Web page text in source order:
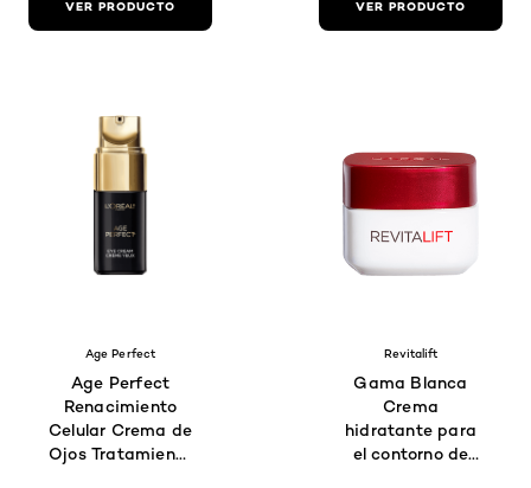
VER PRODUCTO VER PRODUCTO
Age Perfect
Age Perfect
Renacimiento
Celular Crema de
Ojos Tratamiento
Revitalift
Gama Blanca
Crema
hidratante para
el contorno de